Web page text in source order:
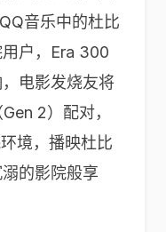
音乐中的杜比
户，Era 300
电影发烧友将
2）配对，
境，播映杜比
的影院般享